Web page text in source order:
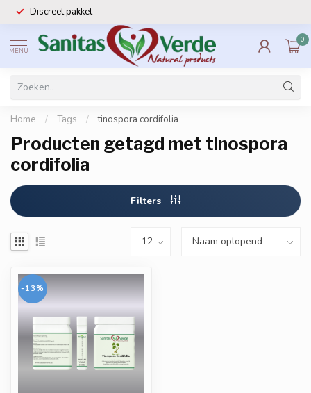
Discreet pakket
MENU
0
Home / Tags / tinospora cordifolia
Producten getagd met tinospora
cordifolia
Filters
-13%